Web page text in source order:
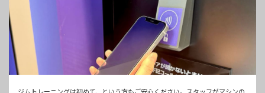
ジムトレーニングは初めて、という方もご安心ください。スタッフがマシンの